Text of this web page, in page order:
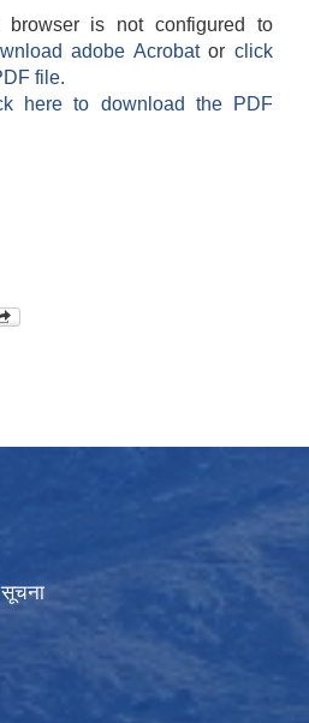
browser is not configured to
adobe Acrobatorclick
file.
here to download the PDF